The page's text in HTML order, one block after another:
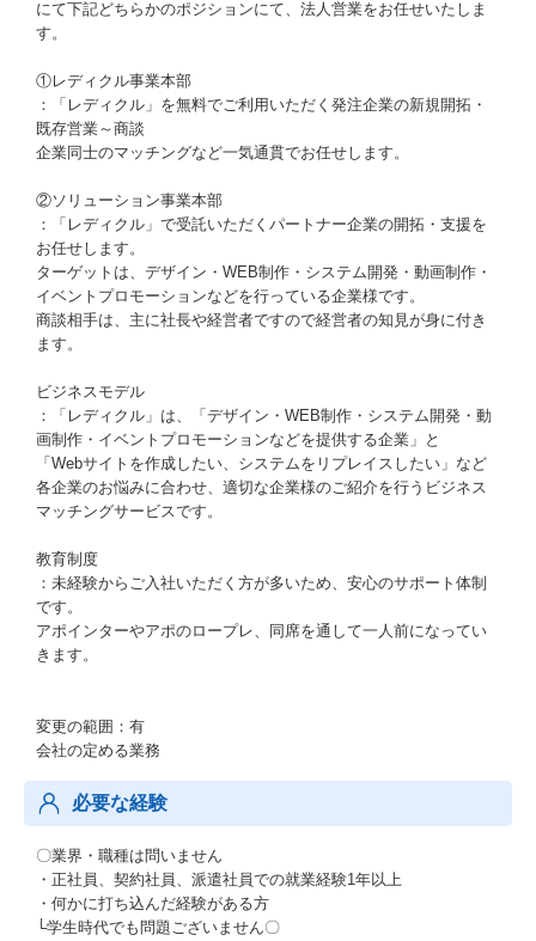
にて下記どちらかのポジションにて、法人営業をお任せいたしま
す。
①レディクル事業本部
：「レディクル」を無料でご利用いただく発注企業の新規開拓・
既存営業～商談
企業同士のマッチングなど一気通貫でお任せします。
②ソリューション事業本部
：「レディクル」で受託いただくパートナー企業の開拓・支援を
お任せします。
ターゲットは、デザイン・WEB制作・システム開発・動画制作・
イベントプロモーションなどを行っている企業様です。
商談相手は、主に社長や経営者ですので経営者の知見が身に付き
ます。
ビジネスモデル
：「レディクル」は、「デザイン・WEB制作・システム開発・動
画制作・イベントプロモーションなどを提供する企業」と
「Webサイトを作成したい、システムをリプレイスしたい」など
各企業のお悩みに合わせ、適切な企業様のご紹介を行うビジネス
マッチングサービスです。
教育制度
：未経験からご入社いただく方が多いため、安心のサポート体制
です。
アポインターやアポのロープレ、同席を通して一人前になってい
きます。
変更の範囲：有
会社の定める業務
必要な経験
〇業界・職種は問いません
・正社員、契約社員、派遣社員での就業経験1年以上
・何かに打ち込んだ経験がある方
└学生時代でも問題ございません〇